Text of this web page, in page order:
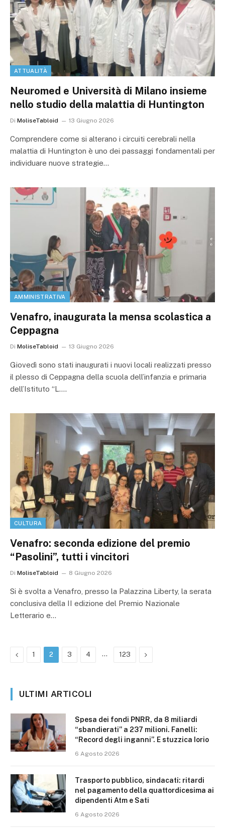
ATTUALITÀ
Neuromed e Università di Milano insieme
nello studio della malattia di Huntington
Di MoliseTabloid 13 Giugno 2026
Comprendere come si alterano i circuiti cerebrali nella
malattia di Huntington è uno dei passaggi fondamentali per
individuare nuove strategie…
AMMINISTRATIVA
Venafro, inaugurata la mensa scolastica a
Ceppagna
Di MoliseTabloid 13 Giugno 2026
Giovedì sono stati inaugurati i nuovi locali realizzati presso
il plesso di Ceppagna della scuola dell’infanzia e primaria
dell’Istituto “L.…
CULTURA
Venafro: seconda edizione del premio
“Pasolini”, tutti i vincitori
Di MoliseTabloid 8 Giugno 2026
Si è svolta a Venafro, presso la Palazzina Liberty, la serata
conclusiva della II edizione del Premio Nazionale
Letterario e…
Precedente
1 2 3 4 … 123 Prossimo
ULTIMI ARTICOLI
Spesa dei fondi PNRR, da 8 miliardi
“sbandierati” a 237 milioni. Fanelli:
“Record degli inganni”. E stuzzica Iorio
6 Agosto 2026
Trasporto pubblico, sindacati: ritardi
nel pagamento della quattordicesima ai
dipendenti Atm e Sati
6 Agosto 2026